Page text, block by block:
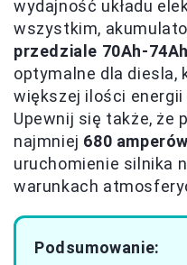
wydajność układu
wszystkim,
przedziale 70Ah-74Ah
optymalne dla diesla,
większej ilości
Upewnij się także, że
najmniej 680 amperów
uruchomienie silnika
warunkach
Podsumowanie: